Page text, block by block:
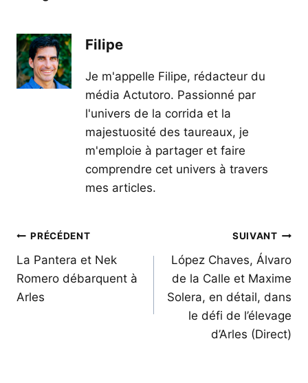
Filipe
Je m'appelle Filipe, rédacteur du
média Actutoro. Passionné par
l'univers de la corrida et la
majestuosité des taureaux, je
m'emploie à partager et faire
comprendre cet univers à travers
mes articles.
Navigation
de
l’article
PRÉCÉDENT
La Pantera et Nek
Romero débarquent à
Arles
SUIVANT
López Chaves, Álvaro
de la Calle et Maxime
Solera, en détail, dans
le défi de l’élevage
d’Arles (Direct)